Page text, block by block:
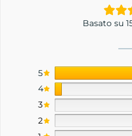
Basato su
5
4
3
2